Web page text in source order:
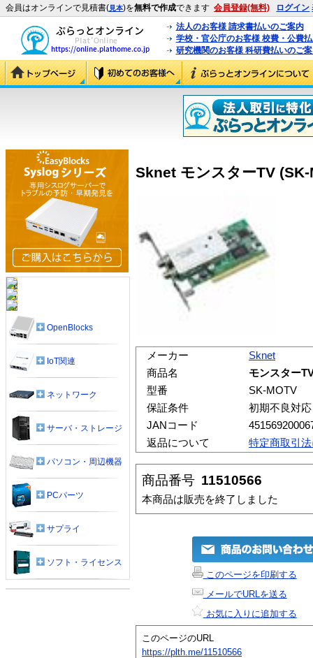
会員はオンラインで見積書(見本)を無料で作成できます 会員登録(無料) ログイン
法人のお客様 請求書払いのご案内
学校・官公庁のお客様 校費・公費
研究機関のお客様 科研費払いのご
Sknet モンスターTV (SK-
メーカー
Sknet
商品名
モンスター
型番
SK-MOTV
保証条件
初期不良対
JANコード
返品について
特定商取引
商品番号 11510566
本商品は販売を終了しました
このページを印刷する
メールでURLを送る
お気に入りに追加する
このページのURL
https://plth.me/11510566
OpenBlocks
IoT関連
ネットワーク
サーバ・ストレージ
パソコン・周辺機器
PCパーツ
サプライ
ソフト・ライセンス